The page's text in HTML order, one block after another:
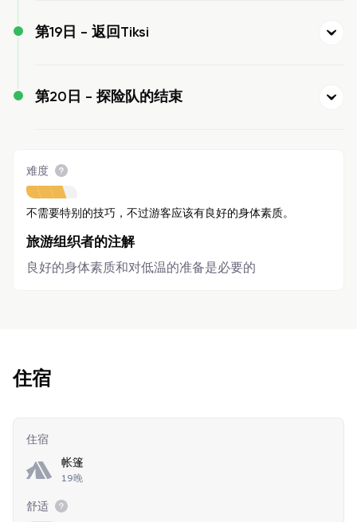
第19日 - 返回Tiksi
第20日 - 探险队的结束
难度
不需要特别的技巧，不过游客应该有良好的身体素质。
旅游组织者的注解
良好的身体素质和对低温的准备是必要的
住宿
住宿
帐篷
19晚
舒适